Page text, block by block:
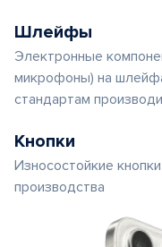
Шлейфы
Электронные
микрофоны) на
стандартам
Кнопки
Износостойкие
производства